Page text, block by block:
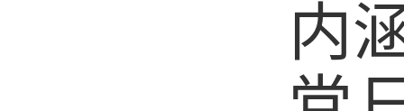
内